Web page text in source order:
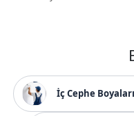
İç Cephe Boyaları